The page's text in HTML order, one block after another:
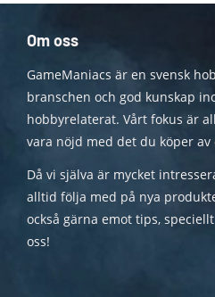
Om oss
GameManiacs är en svensk
branschen och god kunskap
hobbyrelaterat. Vårt fokus är
vara nöjd med det du köper av
Då vi själva är mycket
alltid följa med på nya
också gärna emot tips,
oss!